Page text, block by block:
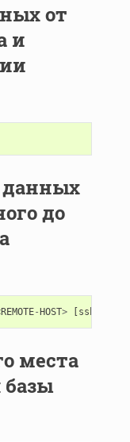
от
и
данных
до
REMOTE-HOST> [ssh
места